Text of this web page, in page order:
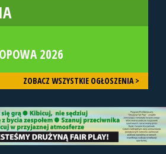
2026
ZOBACZ WSZYSTKIE OGŁOSZENIA >